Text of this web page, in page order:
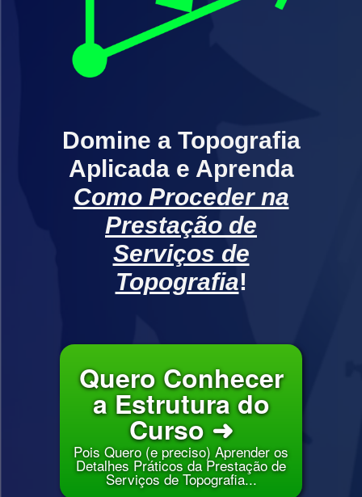
Domine a Topografia
Aplicada e Aprenda
Como Proceder na
Prestação de
Serviços de
Topografia!
Quero Conhecer
a Estrutura do
Curso ➜
Pois Quero (e preciso) Aprender os
Detalhes Práticos da Prestação de
Serviços de Topografia...